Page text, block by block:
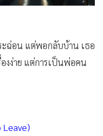
ะฉ่อน แต่พอกลับบ้าน เธอ
งง่าย แต่การเป็นพ่อคน
Leave)